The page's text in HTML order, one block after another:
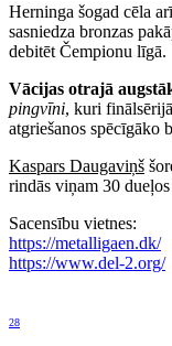
Herninga šogad cēla
sasniedza bronzas
debitēt Čempionu līgā.
Vācijas otrajā
pingvīni, kuri
atgriešanos spēcīgāko
Kaspars Daugaviņš
rindās viņam 30
Sacensību vietnes:
https://metalligaen.dk/
https://www.del-2.org/
28